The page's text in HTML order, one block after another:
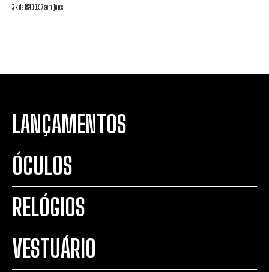
3 xde R$499,97sem juros
LANÇAMENTOS
ÓCULOS
RELÓGIOS
VESTUÁRIO